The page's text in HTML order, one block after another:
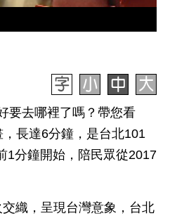
要去哪裡了嗎？帶您看
長達6分鐘，是台北101
1分鐘開始，陪民眾從2017
織，呈現台灣意象，台北